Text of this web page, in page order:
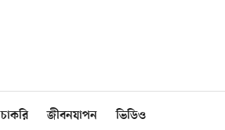
চাকরি জীবনযাপন ভিডিও